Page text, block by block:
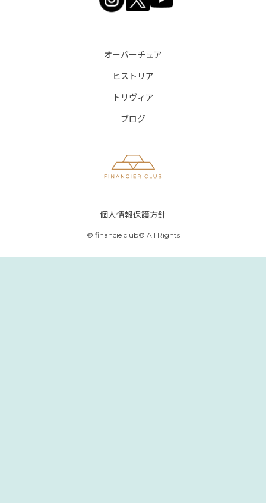
オーバーチュア
ヒストリア
トリヴィア
ブログ
個人情報保護方針
© financie club© All Rights